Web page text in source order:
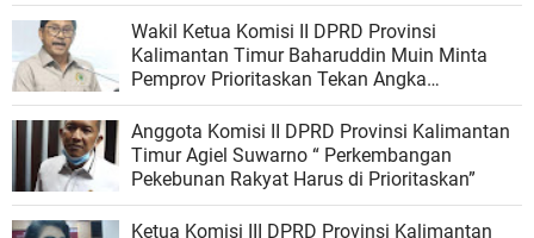
Wakil Ketua Komisi II DPRD Provinsi
Kalimantan Timur Baharuddin Muin Minta
Pemprov Prioritaskan Tekan Angka
Pengangguran.
Anggota Komisi II DPRD Provinsi Kalimantan
Timur Agiel Suwarno “ Perkembangan
Pekebunan Rakyat Harus di Prioritaskan”
Ketua Komisi III DPRD Provinsi Kalimantan